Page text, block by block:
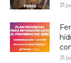
31
31